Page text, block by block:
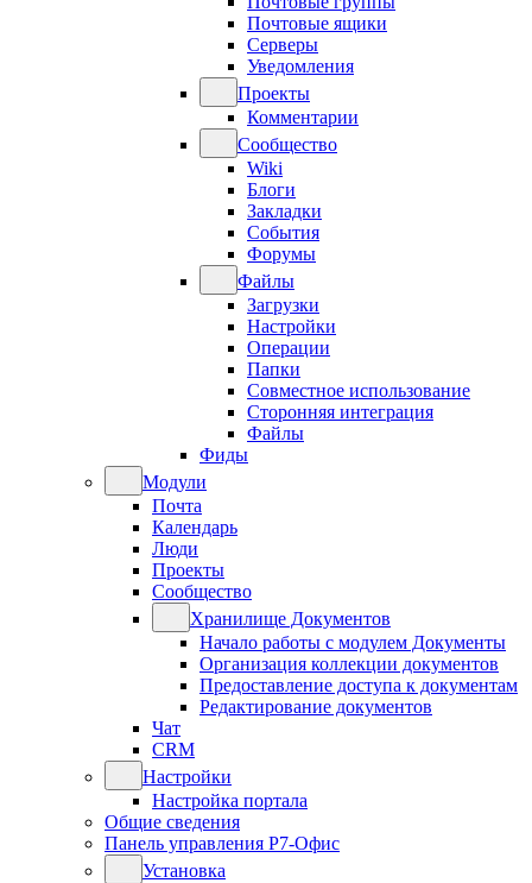
Почтовые ящики
Серверы
Уведомления
Проекты
Комментарии
Сообщество
Wiki
Блоги
Закладки
События
Форумы
Файлы
Загрузки
Настройки
Операции
Папки
Совместное использование
Сторонняя интеграция
Файлы
Фиды
Модули
Почта
Календарь
Люди
Проекты
Сообщество
Хранилище Документов
Начало работы с модулем Документы
Организация коллекции документов
Предоставление доступа к документам
Редактирование документов
Чат
CRM
Настройки
Настройка портала
Общие сведения
Панель управления Р7-Офис
Установка